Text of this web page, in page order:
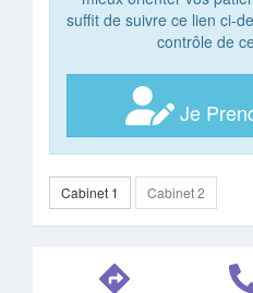
suffit de suivre ce lien ci-
contrôle de
Je
Cabinet 1 Cabinet 2